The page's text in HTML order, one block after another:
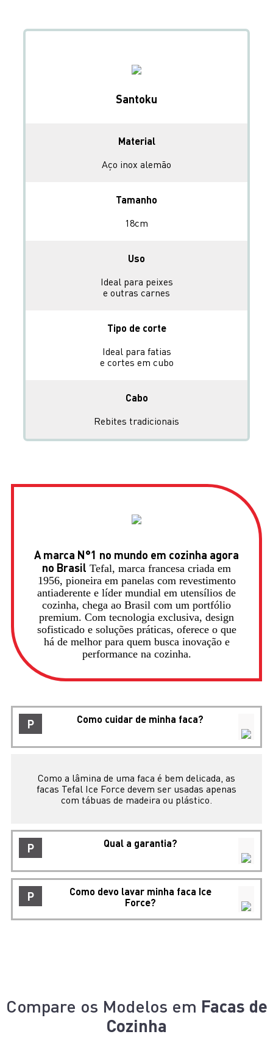
Santoku
Material
Aço inox alemão
Tamanho
18cm
Uso
Ideal para peixes
e outras carnes
Tipo de corte
Ideal para fatias
e cortes em cubo
Cabo
Rebites tradicionais
A marca N°1 no mundo em cozinha agora
no Brasil Tefal, marca francesa criada em
1956, pioneira em panelas com revestimento
antiaderente e líder mundial em utensílios de
cozinha, chega ao Brasil com um portfólio
premium. Com tecnologia exclusiva, design
sofisticado e soluções práticas, oferece o que
há de melhor para quem busca inovação e
performance na cozinha.
P Como cuidar de minha faca?
Como a lâmina de uma faca é bem delicada, as
facas Tefal Ice Force devem ser usadas apenas
com tábuas de madeira ou plástico.
P Qual a garantia?
P
Como devo lavar minha faca Ice
Force?
Compare os Modelos em Facas de
Cozinha